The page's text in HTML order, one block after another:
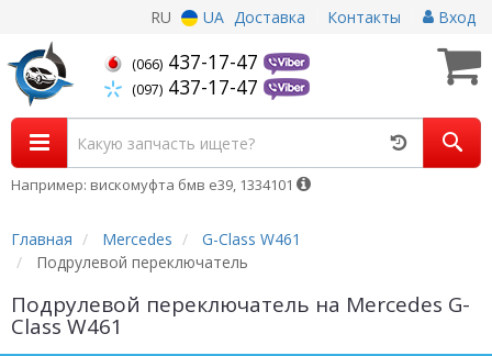
RU UA Доставка Контакты Вход
(066) 437-17-47
(097) 437-17-47
Например: вискомуфта бмв е39, 1334101
Главная Mercedes
G-Class W461
Подрулевой переключатель
Подрулевой переключатель на Mercedes G-
Class W461